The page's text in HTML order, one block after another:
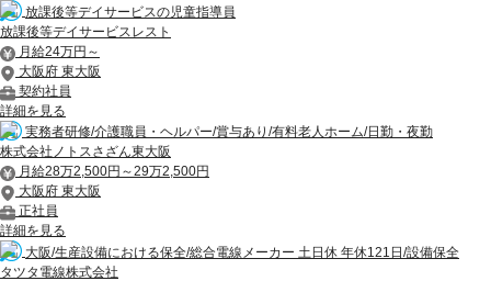
放課後等デイサービスの児童指導員
放課後等デイサービスレスト
月給24万円～
大阪府 東大阪
契約社員
詳細を見る
実務者研修/介護職員・ヘルパー/賞与あり/有料老人ホーム/日勤・夜勤
株式会社ノトスさざん東大阪
月給28万2,500円～29万2,500円
大阪府 東大阪
正社員
詳細を見る
大阪/生産設備における保全/総合電線メーカー 土日休 年休121日/設備保全
タツタ電線株式会社